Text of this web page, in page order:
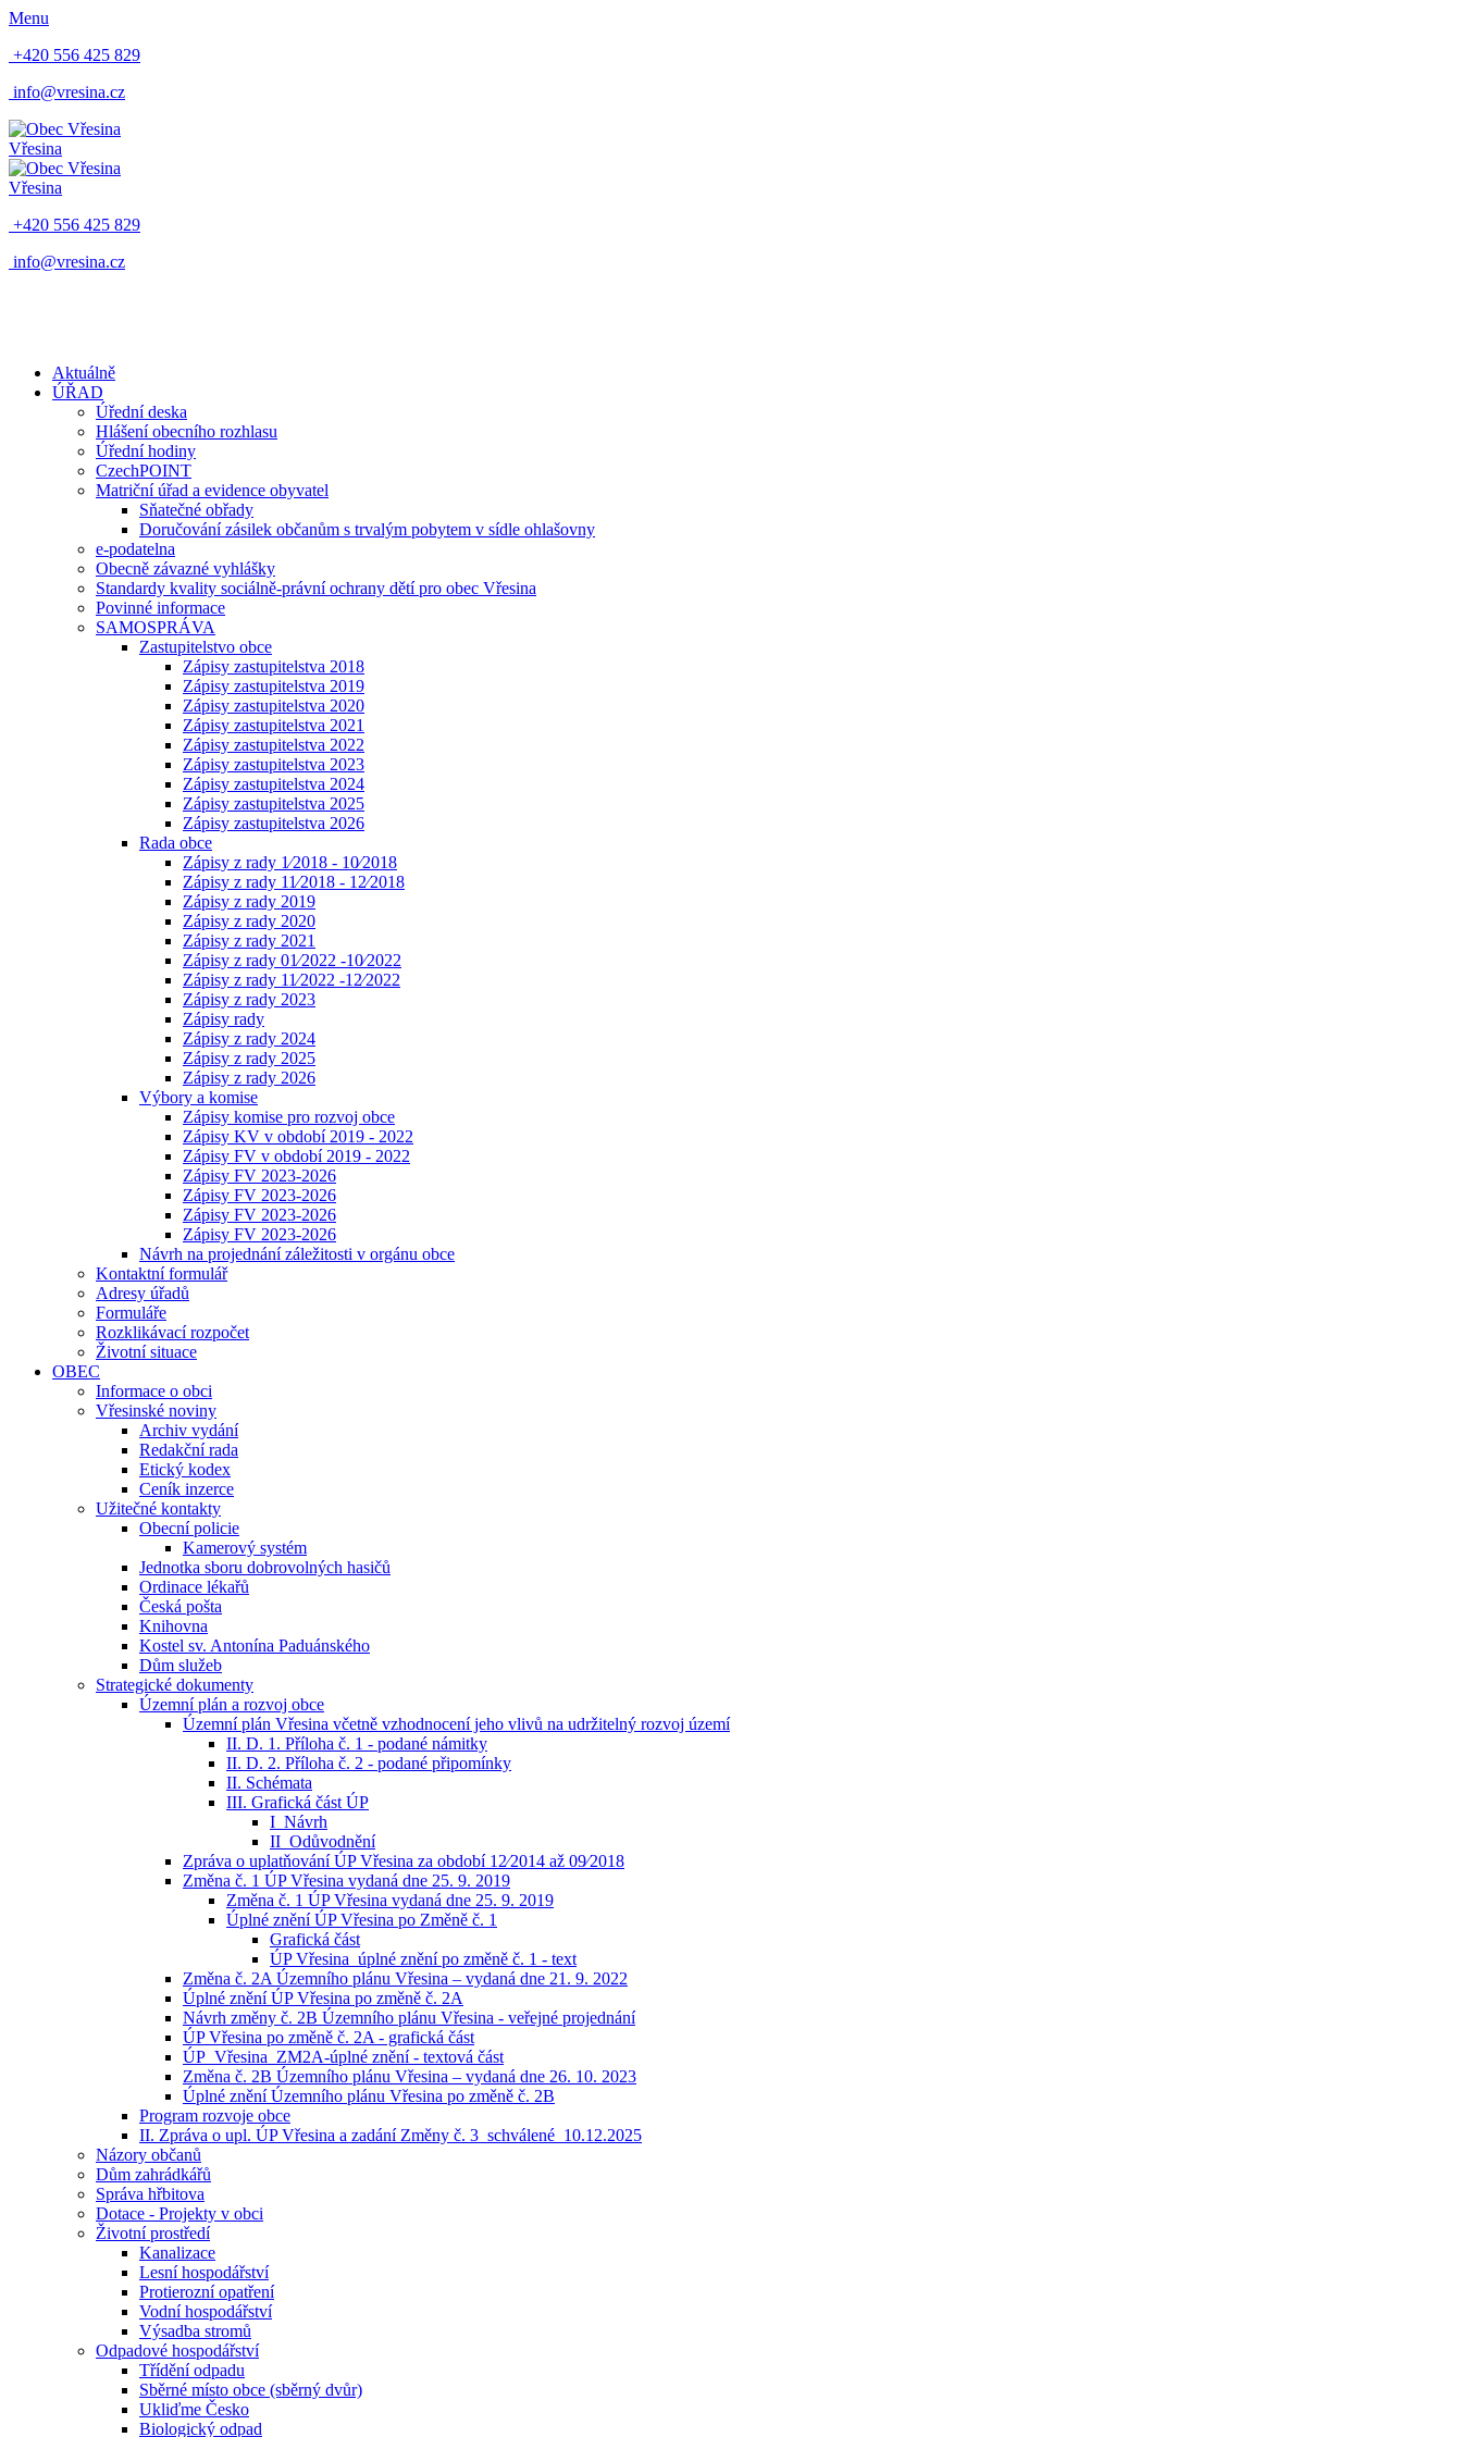
Menu
+420 556 425 829
info@vresina.cz
Vřesina
Vřesina
+420 556 425 829
info@vresina.cz
Aktuálně
ÚŘAD
Úřední deska
Hlášení obecního rozhlasu
Úřední hodiny
CzechPOINT
Matriční úřad a evidence obyvatel
Sňatečné obřady
Doručování zásilek občanům s trvalým pobytem v sídle ohlašovny
e-podatelna
Obecně závazné vyhlášky
Standardy kvality sociálně-právní ochrany dětí pro obec Vřesina
Povinné informace
SAMOSPRÁVA
Zastupitelstvo obce
Zápisy zastupitelstva 2018
Zápisy zastupitelstva 2019
Zápisy zastupitelstva 2020
Zápisy zastupitelstva 2021
Zápisy zastupitelstva 2022
Zápisy zastupitelstva 2023
Zápisy zastupitelstva 2024
Zápisy zastupitelstva 2025
Zápisy zastupitelstva 2026
Rada obce
Zápisy z rady 1⁄2018 - 10⁄2018
Zápisy z rady 11⁄2018 - 12⁄2018
Zápisy z rady 2019
Zápisy z rady 2020
Zápisy z rady 2021
Zápisy z rady 01⁄2022 -10⁄2022
Zápisy z rady 11⁄2022 -12⁄2022
Zápisy z rady 2023
Zápisy rady
Zápisy z rady 2024
Zápisy z rady 2025
Zápisy z rady 2026
Výbory a komise
Zápisy komise pro rozvoj obce
Zápisy KV v období 2019 - 2022
Zápisy FV v období 2019 - 2022
Zápisy FV 2023-2026
Zápisy FV 2023-2026
Zápisy FV 2023-2026
Zápisy FV 2023-2026
Návrh na projednání záležitosti v orgánu obce
Kontaktní formulář
Adresy úřadů
Formuláře
Rozklikávací rozpočet
Životní situace
OBEC
Informace o obci
Vřesinské noviny
Archiv vydání
Redakční rada
Etický kodex
Ceník inzerce
Užitečné kontakty
Obecní policie
Kamerový systém
Jednotka sboru dobrovolných hasičů
Ordinace lékařů
Česká pošta
Knihovna
Kostel sv. Antonína Paduánského
Dům služeb
Strategické dokumenty
Územní plán a rozvoj obce
Územní plán Vřesina včetně vzhodnocení jeho vlivů na udržitelný rozvoj území
II. D. 1. Příloha č. 1 - podané námitky
II. D. 2. Příloha č. 2 - podané připomínky
II. Schémata
III. Grafická část ÚP
I_Návrh
II_Odůvodnění
Zpráva o uplatňování ÚP Vřesina za období 12⁄2014 až 09⁄2018
Změna č. 1 ÚP Vřesina vydaná dne 25. 9. 2019
Změna č. 1 ÚP Vřesina vydaná dne 25. 9. 2019
Úplné znění ÚP Vřesina po Změně č. 1
Grafická část
ÚP Vřesina_úplné znění po změně č. 1 - text
Změna č. 2A Územního plánu Vřesina – vydaná dne 21. 9. 2022
Úplné znění ÚP Vřesina po změně č. 2A
Návrh změny č. 2B Územního plánu Vřesina - veřejné projednání
ÚP Vřesina po změně č. 2A - grafická část
ÚP_Vřesina_ZM2A-úplné znění - textová část
Změna č. 2B Územního plánu Vřesina – vydaná dne 26. 10. 2023
Úplné znění Územního plánu Vřesina po změně č. 2B
Program rozvoje obce
II. Zpráva o upl. ÚP Vřesina a zadání Změny č. 3_schválené_10.12.2025
Názory občanů
Dům zahrádkářů
Správa hřbitova
Dotace - Projekty v obci
Životní prostředí
Kanalizace
Lesní hospodářství
Protierozní opatření
Vodní hospodářství
Výsadba stromů
Odpadové hospodářství
Třídění odpadu
Sběrné místo obce (sběrný dvůr)
Ukliďme Česko
Biologický odpad